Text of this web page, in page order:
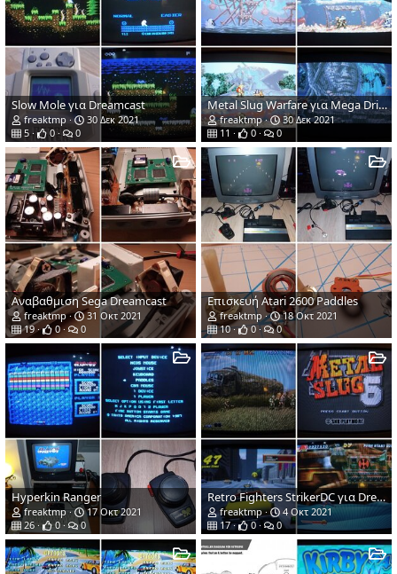
Slow Mole για Dreamcast
freaktmp
30 Δεκ 2021
5
0 0
Metal Slug Warfare για Mega Drive!
freaktmp
30 Δεκ 2021
11
0 0
Αναβαθμιση Sega Dreamcast
freaktmp
31 Οκτ 2021
19
0 0
Επισκευή Atari 2600 Paddles
freaktmp
18 Οκτ 2021
10
0 0
Hyperkin Ranger
freaktmp
17 Οκτ 2021
26
0 0
Retro Fighters StrikerDC για Dreamcast
freaktmp
4 Οκτ 2021
17
0 0